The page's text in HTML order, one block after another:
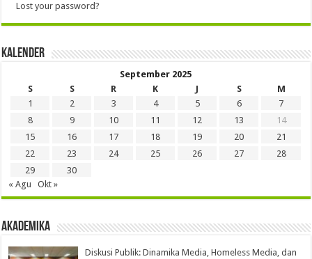
Lost your password?
Kalender
September 2025
S
S R K J S
M
1
2 3 4 5 6
7
8
9 10 11 12 13
14
15
16 17 18 19 20
21
22
23 24 25 26 27
28
29
30
« Agu
Okt »
Akademika
Diskusi Publik: Dinamika Media, Homeless Media, dan